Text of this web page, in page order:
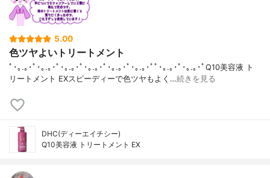
5.00
色ツヤよいトリートメント
ﾟ･｡.｡･ﾟ･｡.｡･ﾟ･｡.｡･ﾟ･｡.｡･ﾟ･｡.｡･ﾟ･｡.｡･ﾟﾟ･｡.｡･ﾟ･｡.｡･ﾟQ10美容液 ト
リートメント EXスピーディーで色ツヤもよく…続きを見る
DHC(ディーエイチシー)
Q10美容液 トリートメント EX